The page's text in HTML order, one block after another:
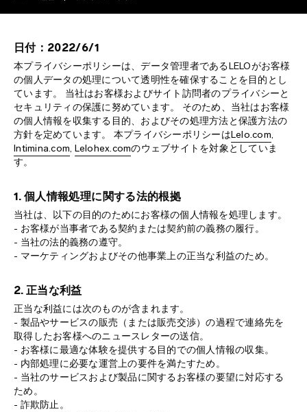
経営陣
プレスインフォメーション
プレスリリース
プライバシーポリシー
cookieポリシー
環境
知的財産
サポート
保証
延長保証
配送
取扱説明書をダウンロード
regulatory compliance
充電器およびリモートコントローラー
よくある質問
よくある質問（一般）
よくある質問（製品）
France
Italy
日付：2022/6/1
本プライバシーポリシーは、データ管理者であるLELOがお客様
の個人データの処理について透明性を確保することを目的とし
ています。 当社はお客様およびサイト訪問者のプライバシーと
セキュリティの保護に努めています。 そのため、当社はお客様
の個人情報を収集する目的、およびその処理方法と保護方法の
方針を定めています。 本プライバシーポリシーはLelo.com,
Intimina.com, Lelohex.comのウェブサイトを対象としていま
す。
1. 個人情報処理に関する法的根拠
当社は、以下の目的のためにお客様の個人情報を処理します。
- お客様が当事者である契約または契約前の義務の履行。
- 当社の法的義務の遵守。
- マーケティングおよびその他事業上の正当な利益のため。
2. 正当な利益
正当な利益には次のものが含まれます。
- 製品やサービスの販売（または販売交渉）の過程で連絡先を
取得したお客様へのニュースレターの送信。
- お客様に最適な体験を提供する目的での個人情報の収集。
- 内部処理に必要な運営上の要件を満たすため。
- 当社のサービスおよび製品に関するお客様の要望に対応する
ため。
- 詐欺防止。